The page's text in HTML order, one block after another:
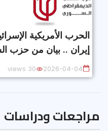
الحرب الأمريكية
إيران .. بيان من حزب
2026-04-04
30 views
مراجعات ودراسات